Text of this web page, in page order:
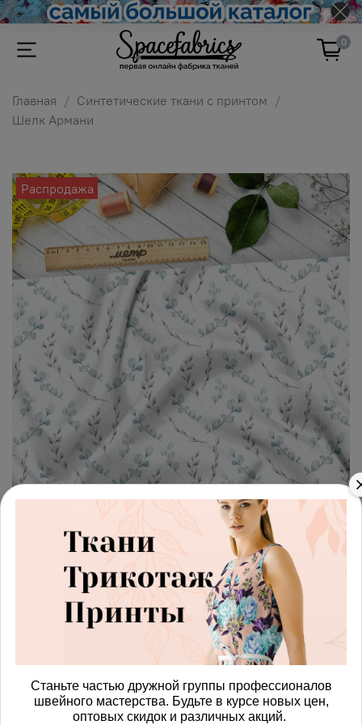
0
Главная
Синтетические ткани с принтом
Шелк Армани
Распродажа
(0) арт.4287499_armani
Ткань шелк Армани простые
веточки и листья
Получить доступ к оптовым ценам
В корзину
Станьте частью дружной группы профессионалов
швейного мастерства. Будьте в курсе новых цен,
оптовых скидок и различных акций.